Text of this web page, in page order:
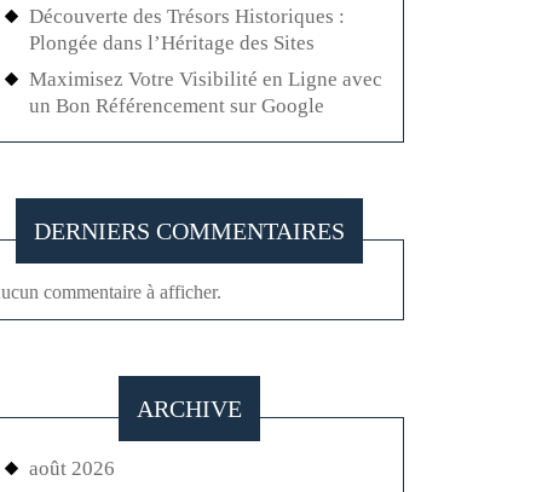
Découverte des Trésors Historiques :
Plongée dans l’Héritage des Sites
Maximisez Votre Visibilité en Ligne avec
un Bon Référencement sur Google
DERNIERS COMMENTAIRES
commentaire à afficher.
ARCHIVE
août 2026